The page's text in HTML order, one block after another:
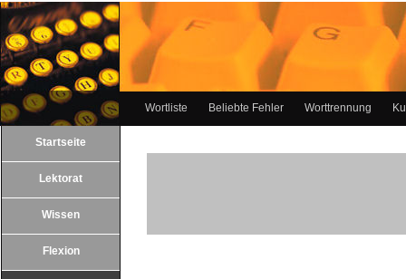
Wortliste Beliebte Fehler Worttrennung
Startseite
Lektorat
Wissen
Flexion